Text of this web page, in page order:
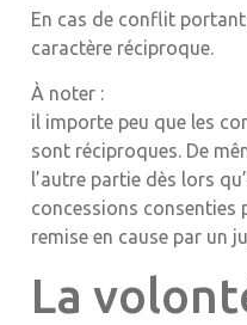
En cas de conflit
caractère réciproque.
À noter :
il importe peu que les
sont réciproques. De
l’autre partie dès lors
concessions consenties
remise en cause par un
La